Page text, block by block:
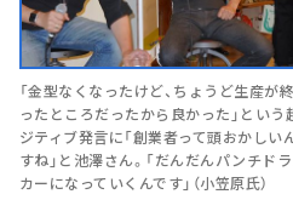
「金型なくなったけど、ちょうど生産が
ったところだったから良かった」という
ジティブ発言に「創業者って頭おかしい
すね」と池澤さん。「だんだんパンチド
カーになっていくんです」（小笠原氏）